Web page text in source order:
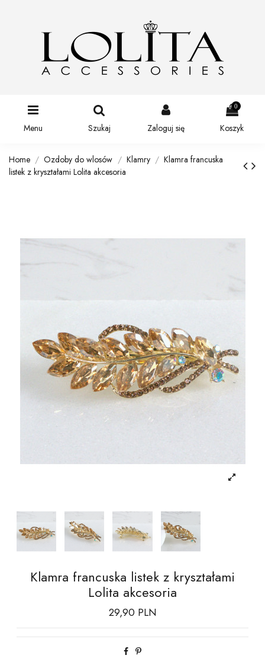
Menu Szukaj Zaloguj się
0
Koszyk
Home Ozdoby do wlosów Klamry
Klamra francuska
listek z kryształami Lolita akcesoria
Klamra francuska listek z kryształami
Lolita akcesoria
29,90 PLN